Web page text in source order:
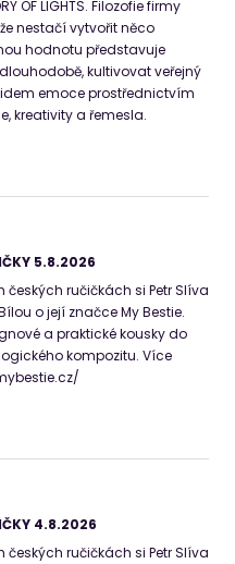
OF LIGHTS. Filozofie firmy
nestačí vytvořit něco
hodnotu představuje
kultivovat veřejný
emoce prostřednictvím
kreativity a řemesla.
5.8.2026
českých ručičkách si Petr Slíva
o její značce My Bestie.
a praktické kousky do
kompozitu. Více
4.8.2026
českých ručičkách si Petr Slíva